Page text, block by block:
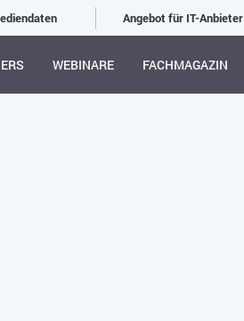
Angebot für IT-Anbieter
WEBINARE FACHMAGAZIN